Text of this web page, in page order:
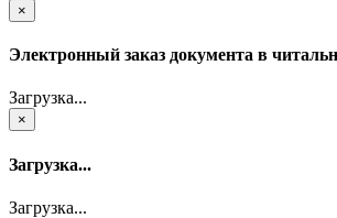
×
Электронный заказ документа в
Загрузка...
×
Загрузка...
Загрузка...